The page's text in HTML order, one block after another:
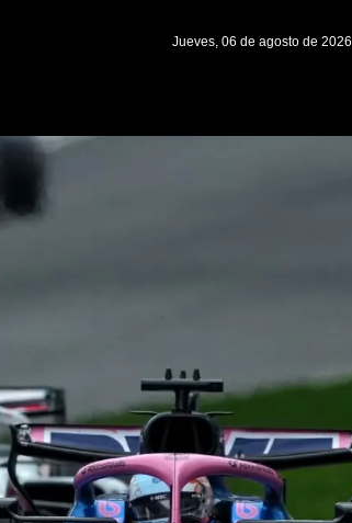
Jueves, 06 de agosto de 2026